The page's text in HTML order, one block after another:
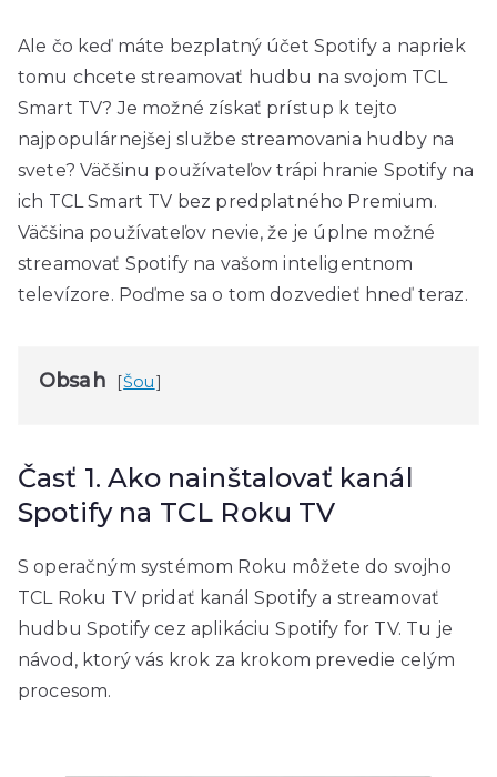
Ale čo keď máte bezplatný účet Spotify a napriek
tomu chcete streamovať hudbu na svojom TCL
Smart TV? Je možné získať prístup k tejto
najpopulárnejšej službe streamovania hudby na
svete? Väčšinu používateľov trápi hranie Spotify na
ich TCL Smart TV bez predplatného Premium.
Väčšina používateľov nevie, že je úplne možné
streamovať Spotify na vašom inteligentnom
televízore. Poďme sa o tom dozvedieť hneď teraz.
Obsah Šou
Časť 1. Ako nainštalovať kanál
Spotify na TCL Roku TV
S operačným systémom Roku môžete do svojho
TCL Roku TV pridať kanál Spotify a streamovať
hudbu Spotify cez aplikáciu Spotify for TV. Tu je
návod, ktorý vás krok za krokom prevedie celým
procesom.